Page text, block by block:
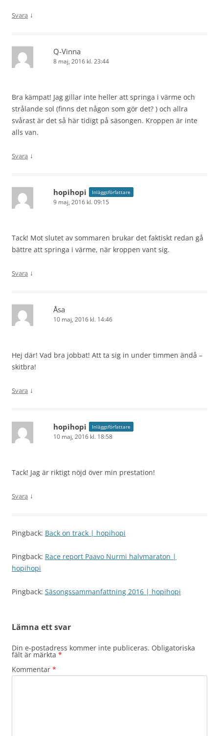
Svara ↓
Q-Vinna
8 maj, 2016 kl. 23:44
Bra kämpat! Jag gillar inte heller att springa i värme och
strålande sol (finns det någon som gör det? ) och allra
svårast är det så här tidigt på säsongen. Kroppen är inte
alls van.
Svara ↓
hopihopi Inläggsförfattare
9 maj, 2016 kl. 09:15
Tack! Mot slutet av sommaren brukar det faktiskt redan gå
bättre att springa i värme, när kroppen vant sig.
Svara ↓
Åsa
10 maj, 2016 kl. 14:46
Hej där! Vad bra jobbat! Att ta sig in under timmen ändå –
skitbra!
Svara ↓
hopihopi Inläggsförfattare
10 maj, 2016 kl. 18:58
Tack! Jag är riktigt nöjd över min prestation!
Svara ↓
Pingback: Back on track | hopihopi
Pingback: Race report Paavo Nurmi halvmaraton |
hopihopi
Pingback: Säsongssammanfattning 2016 | hopihopi
Lämna ett svar
Din e-postadress kommer inte publiceras. Obligatoriska
fält är märkta *
Kommentar *